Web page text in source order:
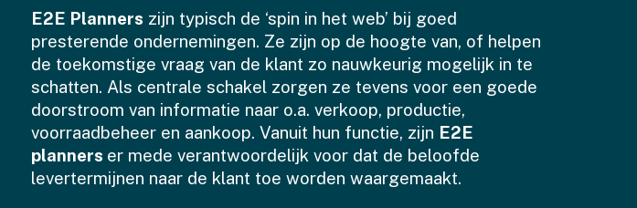
E2E Planners zijn typisch de ‘spin in het web’ bij goed
presterende ondernemingen. Ze zijn op de hoogte van, of helpen
de toekomstige vraag van de klant zo nauwkeurig mogelijk in te
schatten. Als centrale schakel zorgen ze tevens voor een goede
doorstroom van informatie naar o.a. verkoop, productie,
voorraadbeheer en aankoop. Vanuit hun functie, zijn E2E
planners er mede verantwoordelijk voor dat de beloofde
levertermijnen naar de klant toe worden waargemaakt.